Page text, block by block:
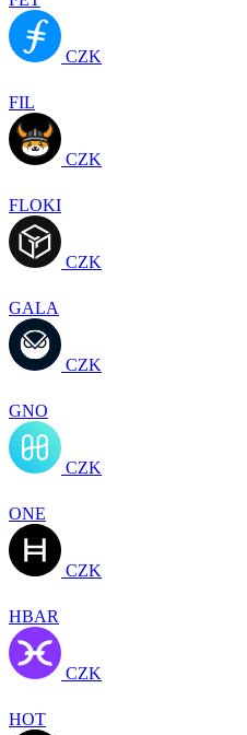
CZK
FIL
CZK
FLOKI
CZK
GALA
CZK
GNO
CZK
ONE
CZK
HBAR
CZK
HOT